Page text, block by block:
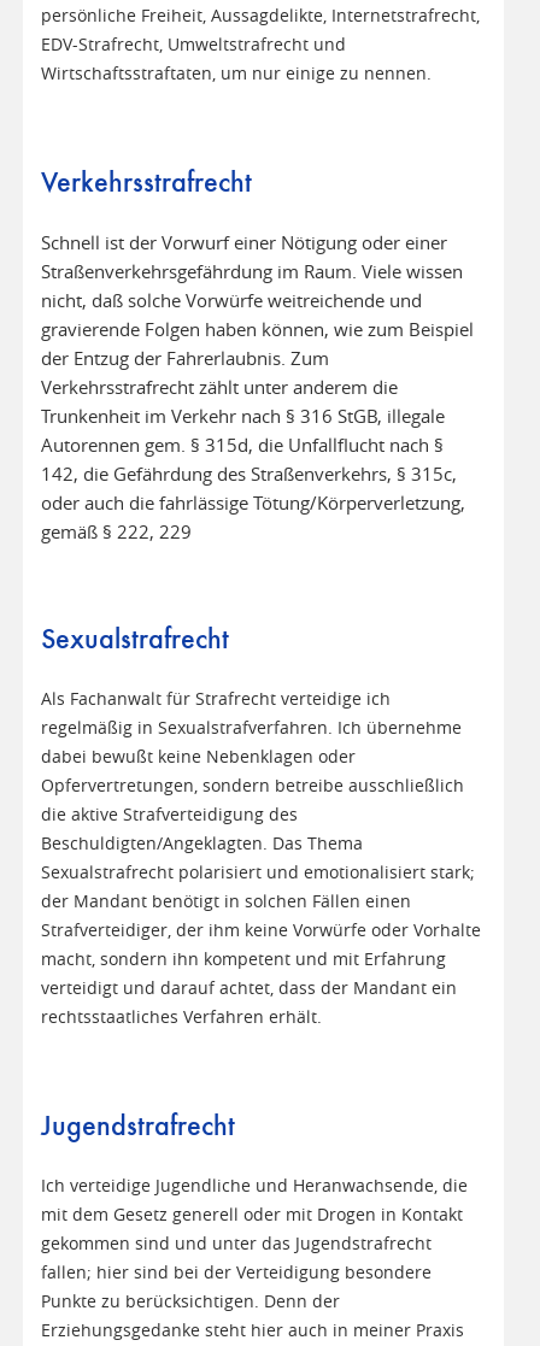
persönliche Freiheit, Aussagdelikte, Internetstrafrecht,
EDV-Strafrecht, Umweltstrafrecht und
Wirtschaftsstraftaten, um nur einige zu nennen.
Verkehrsstrafrecht
Schnell ist der Vorwurf einer Nötigung oder einer
Straßenverkehrsgefährdung im Raum. Viele wissen
nicht, daß solche Vorwürfe weitreichende und
gravierende Folgen haben können, wie zum Beispiel
der Entzug der Fahrerlaubnis. Zum
Verkehrsstrafrecht zählt unter anderem die
Trunkenheit im Verkehr nach § 316 StGB, illegale
Autorennen gem. § 315d, die Unfallflucht nach §
142, die Gefährdung des Straßenverkehrs, § 315c,
oder auch die fahrlässige Tötung/Körperverletzung,
gemäß § 222, 229
Sexualstrafrecht
Als Fachanwalt für Strafrecht verteidige ich
regelmäßig in Sexualstrafverfahren. Ich übernehme
dabei bewußt keine Nebenklagen oder
Opfervertretungen, sondern betreibe ausschließlich
die aktive Strafverteidigung des
Beschuldigten/Angeklagten. Das Thema
Sexualstrafrecht polarisiert und emotionalisiert stark;
der Mandant benötigt in solchen Fällen einen
Strafverteidiger, der ihm keine Vorwürfe oder Vorhalte
macht, sondern ihn kompetent und mit Erfahrung
verteidigt und darauf achtet, dass der Mandant ein
rechtsstaatliches Verfahren erhält.
Jugendstrafrecht
Ich verteidige Jugendliche und Heranwachsende, die
mit dem Gesetz generell oder mit Drogen in Kontakt
gekommen sind und unter das Jugendstrafrecht
fallen; hier sind bei der Verteidigung besondere
Punkte zu berücksichtigen. Denn der
Erziehungsgedanke steht hier auch in meiner Praxis